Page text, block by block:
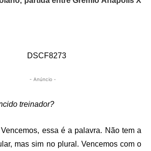
- Anúncio -
treinador?
essa é a palavra. Não tem a
mas sim no plural. Vencemos com o